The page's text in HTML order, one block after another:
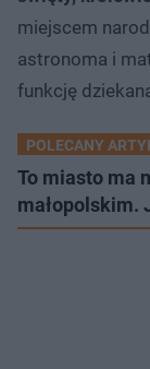
miejscem
astronoma i
funkcję
POLECANY
To miasto ma
małopolskim.